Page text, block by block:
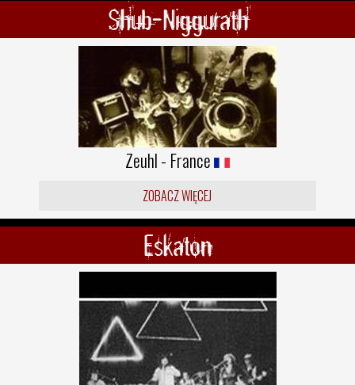
Shub-Niggurath
Zeuhl - France
ZOBACZ WIĘCEJ
Eskaton